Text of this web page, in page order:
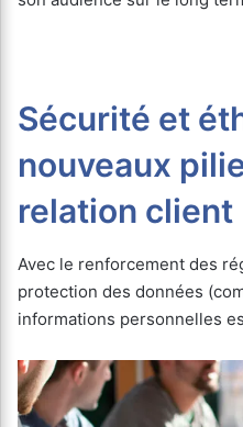
Sécurité et
nouveaux
relation client
Avec le renforcement des
protection des données
informations personnelles